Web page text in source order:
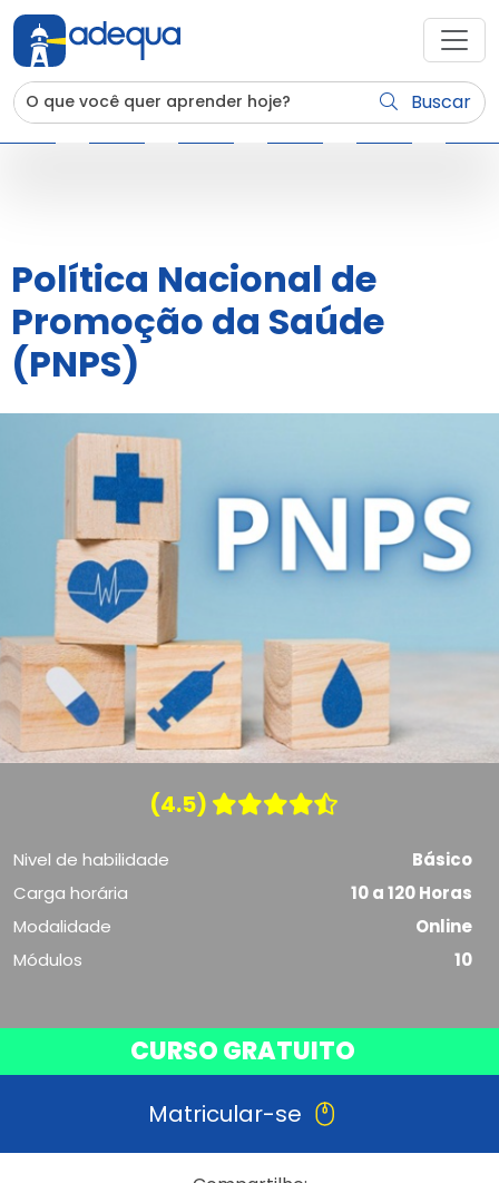
Buscar
Política Nacional de
Promoção da Saúde
(PNPS)
(4.5)
Nivel de habilidade
Básico
Carga horária
10 a 120 Horas
Modalidade
Online
Módulos
10
CURSO GRATUITO
Matricular-se